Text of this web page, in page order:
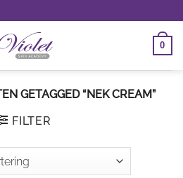
0
GETAGGED “NEK CREAM”
FILTER